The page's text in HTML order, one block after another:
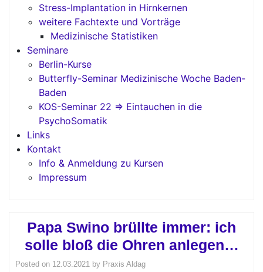
Stress-Implantation in Hirnkernen
weitere Fachtexte und Vorträge
Medizinische Statistiken
Seminare
Berlin-Kurse
Butterfly-Seminar Medizinische Woche Baden-
Baden
KOS-Seminar 22 => Eintauchen in die
PsychoSomatik
Links
Kontakt
Info & Anmeldung zu Kursen
Impressum
Papa Swino brüllte immer: ich
solle bloß die Ohren anlegen…
Posted on 12.03.2021 by Praxis Aldag